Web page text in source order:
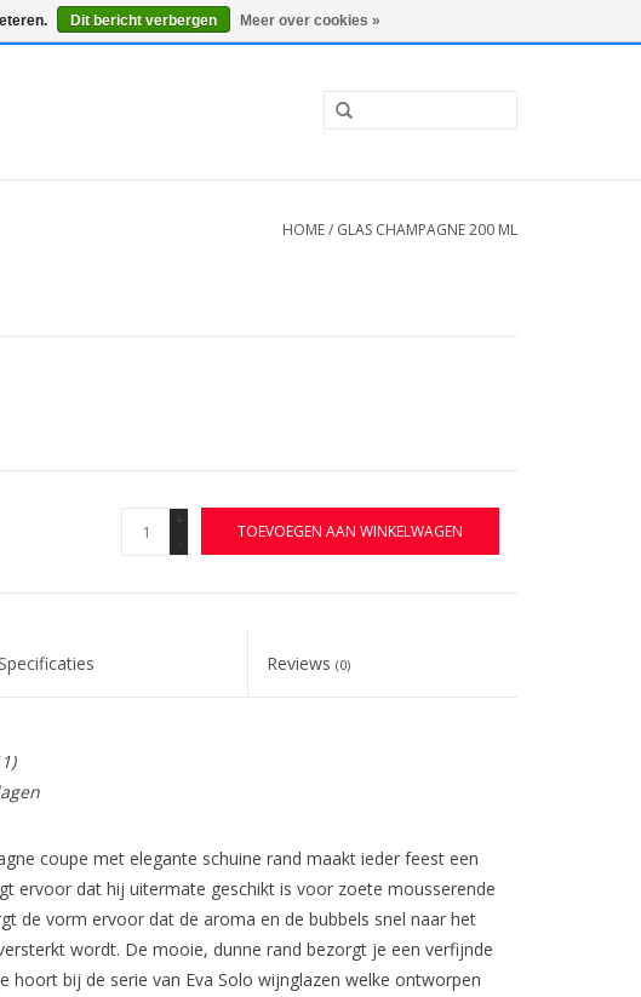
0 Artikelen - €0,00 Mijn account / Registreren
HOME/ GLAS CHAMPAGNE 200 ML
+
-
TOEVOEGEN AAN WINKELWAGEN
Specificaties Reviews(0)
coupe met elegante schuine rand maakt ieder feest een
ervoor dat hij uitermate geschikt is voor zoete mousserende
de vorm ervoor dat de aroma en de bubbels snel naar het
wordt. De mooie, dunne rand bezorgt je een verfijnde
hoort bij de serie van Eva Solo wijnglazen welke ontworpen
Dit bericht verbergen Meer over cookies »